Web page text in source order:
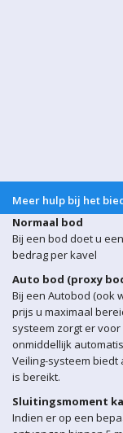
Meer hulp bij het
Normaal bod
Bij een bod doet u
bedrag per kavel
Auto bod (proxy
Bij een Autobod (ook
prijs u maximaal
systeem zorgt er
onmiddellijk
Veiling-systeem biedt
is bereikt.
Sluitingsmoment
Indien er op een